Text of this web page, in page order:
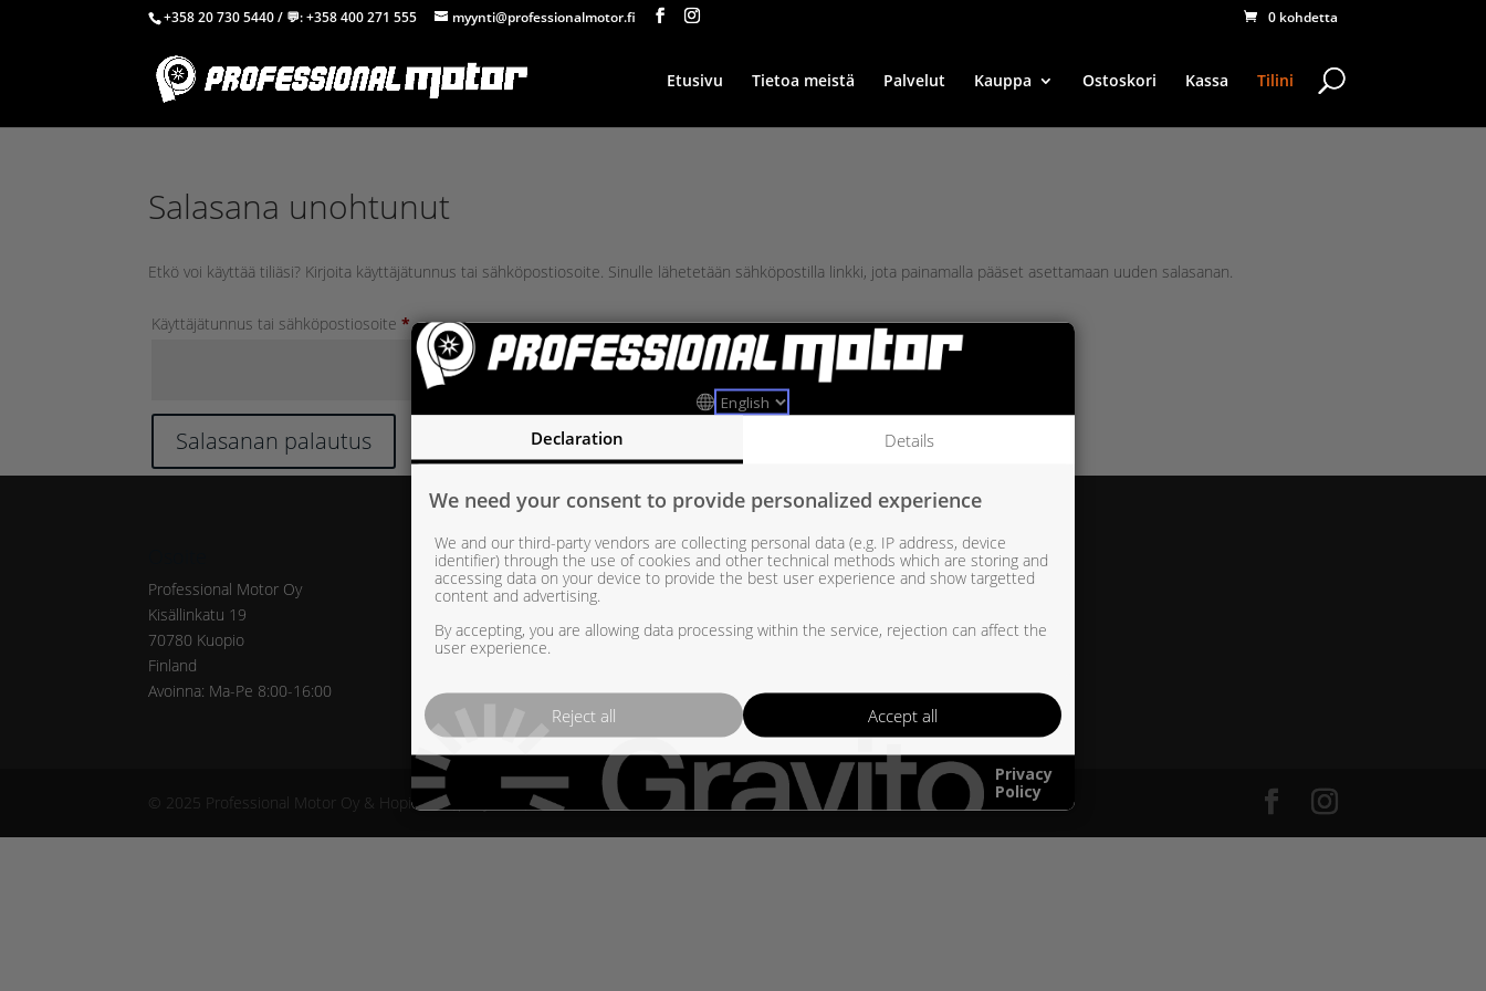
+358 20 730 5440/ 💬:+358 400 271 555 myynti@professionalmotor.fi 0 kohdetta
Etusivu Tietoa meistä Palvelut Kauppa Ostoskori Kassa Tilini
Salasana unohtunut
Etkö voi käyttää tiliäsi? Kirjoita käyttäjätunnus tai sähköpostiosoite. Sinulle lähetetään sähköpostilla linkki, jota painamalla pääset asettamaan uuden salasanan.
Käyttäjätunnus tai sähköpostiosoite*Vaaditaan
Salasanan palautus
Professional Motor Oy
Kisällinkatu 19
70780 Kuopio
Finland
Avoinna: Ma-Pe 8:00-16:00
Yhteys
myynti(at)professionalmotor.fi
WhatsApp: 0400 271 555
Y-tunnus: 0493997-1
Ohjeet
Takuuehdot
Palautusehdot
Käyttöehdot
© 2025 Professional Motor Oy & Hopia Group Oy
Declaration Details
We need your consent to provide personalized experience
We and our third-party vendors are collecting personal data (e.g. IP address, device
identifier) through the use of cookies and other technical methods which are storing and
accessing data on your device to provide the best user experience and show targetted
content and advertising.
By accepting, you are allowing data processing within the service, rejection can affect the
user experience.
Accept all
Reject all
Privacy
Policy